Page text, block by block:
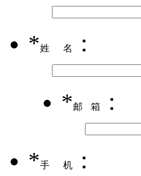
*姓名 ：
*邮箱 ：
*手机 ：